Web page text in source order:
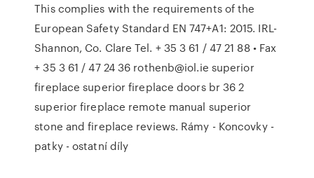
This complies with the requirements of the
European Safety Standard EN 747+A1: 2015. IRL-
Shannon, Co. Clare Tel. + 35 3 61 / 47 21 88 • Fax
+ 35 3 61 / 47 24 36 rothenb@iol.ie superior
fireplace superior fireplace doors br 36 2
superior fireplace remote manual superior
stone and fireplace reviews. Rámy - Koncovky -
patky - ostatní díly